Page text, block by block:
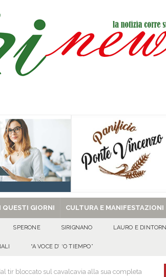
in onore di San Giovanni Battista 2026!
Saverio ai figli Francesco e Giuseppe, la storia continua
Due attività chiuse e tre persone denunciate
Martirio di san Giovanni Battista e santa Sabina EVIDENZA
QUESTI GIORNI CULTURA E MANIFESTAZIONI
SPERONE SIRIGNANO LAURO E DINTORNI
“A VOCE D’ ‘O TIEMPO”
tir bloccato sul cavalcavia alla sua completa